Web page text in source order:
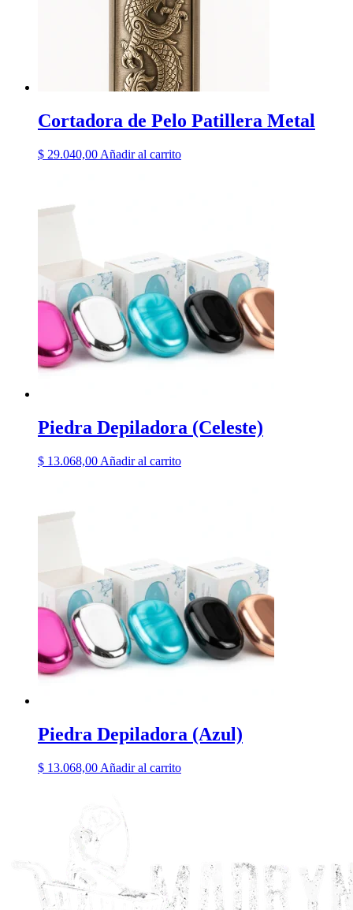
Cortadora de Pelo Patillera Metal
$ 29.040,00 Añadir al carrito
Piedra Depiladora (Celeste)
$ 13.068,00 Añadir al carrito
Piedra Depiladora (Azul)
$ 13.068,00 Añadir al carrito